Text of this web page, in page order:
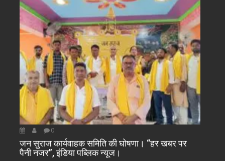
0
जन सुराज कार्यवाहक समिति की घोषणा। “हर खबर पर
पैनी नजर”, इंडिया पब्लिक न्यूज।